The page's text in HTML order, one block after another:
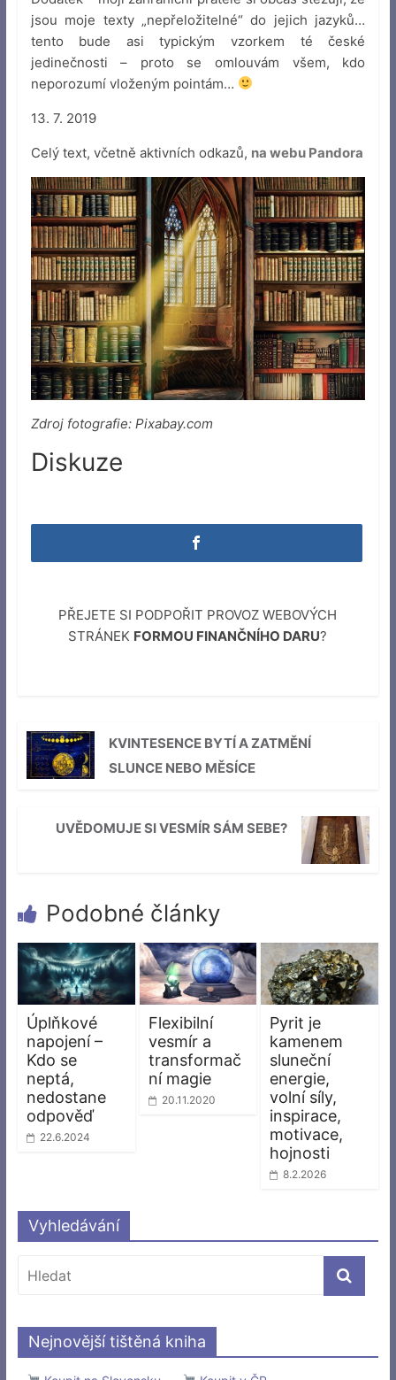
jsou moje texty „nepřeložitelné“ do jejich jazyků…
tento bude asi typickým vzorkem té české
jedinečnosti – proto se omlouvám všem, kdo
neporozumí vloženým pointám…
13. 7. 2019
Celý text, včetně aktivních odkazů, na webu Pandora
Zdroj fotografie: Pixabay.com
Diskuze
PŘEJETE SI PODPOŘIT PROVOZ WEBOVÝCH
STRÁNEK FORMOU FINANČNÍHO DARU?
KVINTESENCE BYTÍ A ZATMĚNÍ
SLUNCE NEBO MĚSÍCE
UVĚDOMUJE SI VESMÍR SÁM SEBE?
Podobné články
Úplňkové
napojení –
Kdo se
neptá,
nedostane
odpověď
22.6.2024
Flexibilní
vesmír a
transformač
ní magie
20.11.2020
Pyrit je
kamenem
sluneční
energie,
volní síly,
inspirace,
motivace,
hojnosti
8.2.2026
Vyhledávání
Nejnovější tištěná kniha